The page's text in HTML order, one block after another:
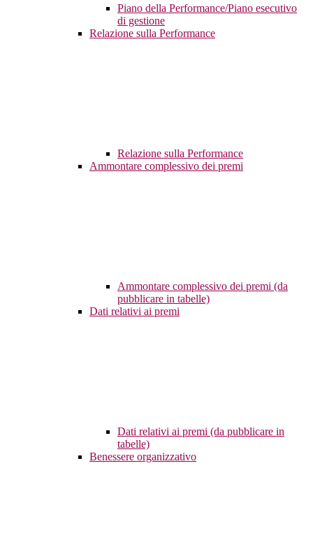
Piano della Performance/Piano esecutivo
di gestione
Relazione sulla Performance
Relazione sulla Performance
Ammontare complessivo dei premi
Ammontare complessivo dei premi (da
pubblicare in tabelle)
Dati relativi ai premi
Dati relativi ai premi (da pubblicare in
tabelle)
Benessere organizzativo